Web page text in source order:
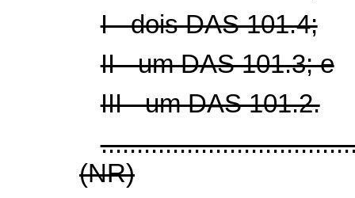
I - dois DAS 101.4;
II - um DAS 101.3; e
III - um DAS 101.2.
(NR)